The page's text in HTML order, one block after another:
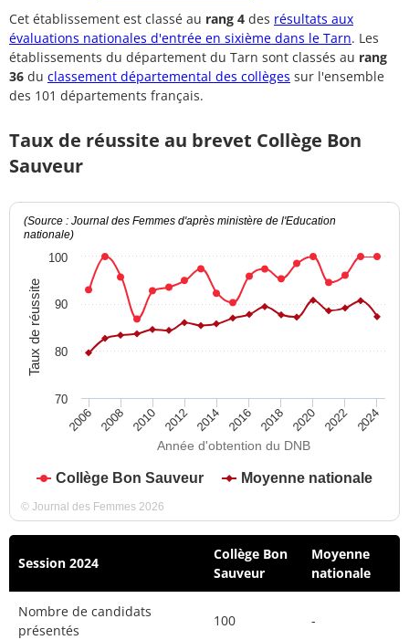
Cet établissement est classé au rang 4 des résultats aux
évaluations nationales d'entrée en sixième dans le Tarn. Les
établissements du département du Tarn sont classés au rang
36 du classement départemental des collèges sur l'ensemble
des 101 départements français.
Taux de réussite au brevet Collège Bon
Sauveur
Année d'obtention du DNB
Taux de réussite
(Source : Journal des Femmes d'après ministère de l'Education
nationale)
Collège Bon Sauveur Moyenne nationale
2006 2008 2010 2012 2014 2016 2018 2020 2022 2024
70
80
90
100
© Journal des Femmes 2026
Session 2024
Collège Bon
Sauveur
Moyenne
nationale
Nombre de candidats
présentés
100 -